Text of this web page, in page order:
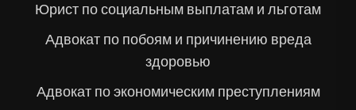
Юрист по социальным выплатам и льготам
Адвокат по побоям и причинению вреда
здоровью
Адвокат по экономическим преступлениям